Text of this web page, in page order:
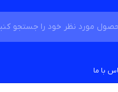
با ما